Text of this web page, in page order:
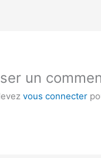
un
vous connecter